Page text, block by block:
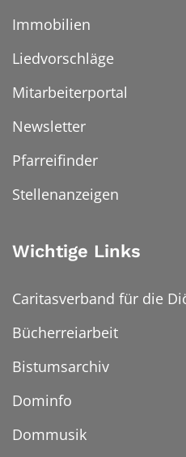
Immobilien
Liedvorschläge
Mitarbeiterportal
Newsletter
Pfarreifinder
Stellenanzeigen
Wichtige Links
Caritasverband für die
Bücherreiarbeit
Bistumsarchiv
Dominfo
Dommusik